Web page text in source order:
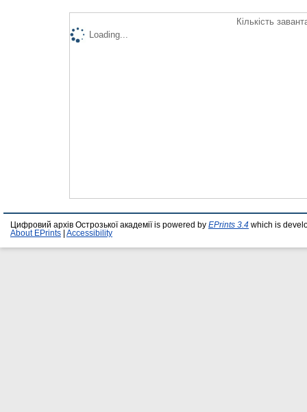
Кількість
Loading...
Цифровий архів Острозької академії is powered by EPrints 3.4 which is
About EPrints
Accessibility